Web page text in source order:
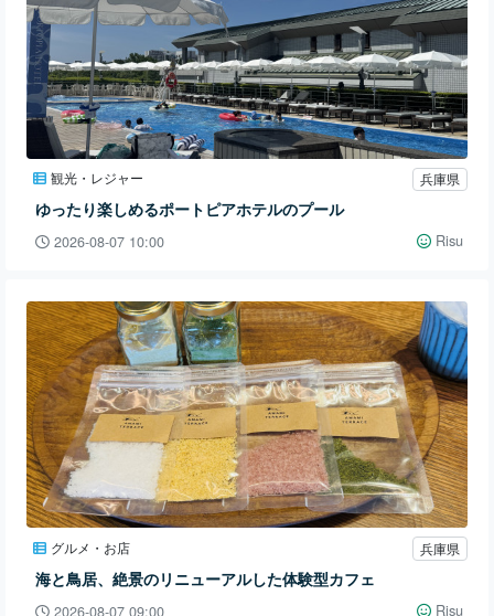
観光・レジャー 兵庫県
ゆったり楽しめるポートピアホテルのプール
2026-08-07 10:00 Risu
グルメ・お店 兵庫県
海と鳥居、絶景のリニューアルした体験型カフェ
2026-08-07 09:00 Risu